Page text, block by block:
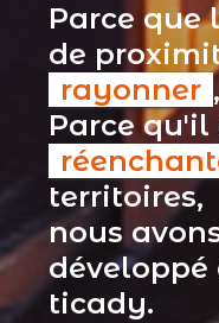
Parce que
de
rayonner ,
Parce qu'il
territoires,
nous
ticady.